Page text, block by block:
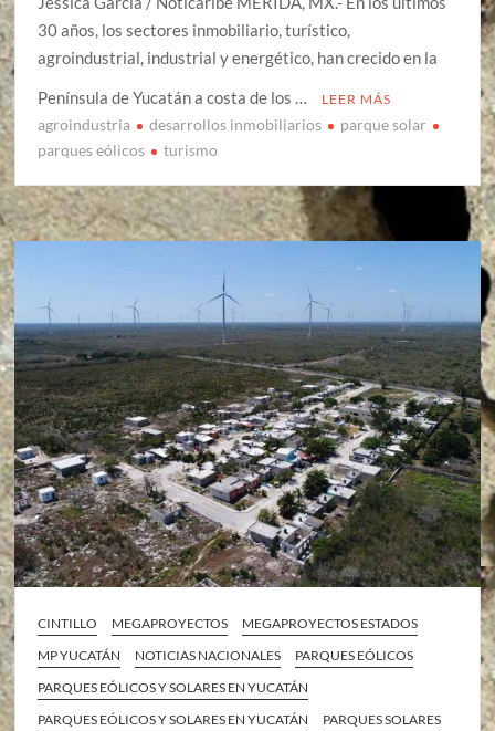
30 años, los sectores inmobiliario, turístico,
agroindustrial, industrial y energético, han crecido en la
Península de Yucatán a costa de los …
LEER MÁS
agroindustria desarrollos inmobiliarios
parque solar
parques eólicos
turismo
CINTILLO MEGAPROYECTOS
MEGAPROYECTOS ESTADOS
MP YUCATÁN
NOTICIAS NACIONALES
PARQUES EÓLICOS
PARQUES EÓLICOS Y SOLARES EN YUCATÁN
PARQUES EÓLICOS Y SOLARES EN YUCATÁN
PARQUES SOLARES